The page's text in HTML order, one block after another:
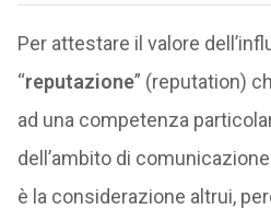
Per attestare il valore
“reputazione” (reputation)
ad una competenza
dell’ambito di
è la considerazione altrui,